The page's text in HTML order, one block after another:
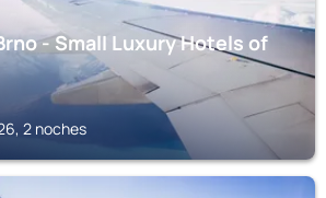
- Small Luxury Hotels of
2 noches